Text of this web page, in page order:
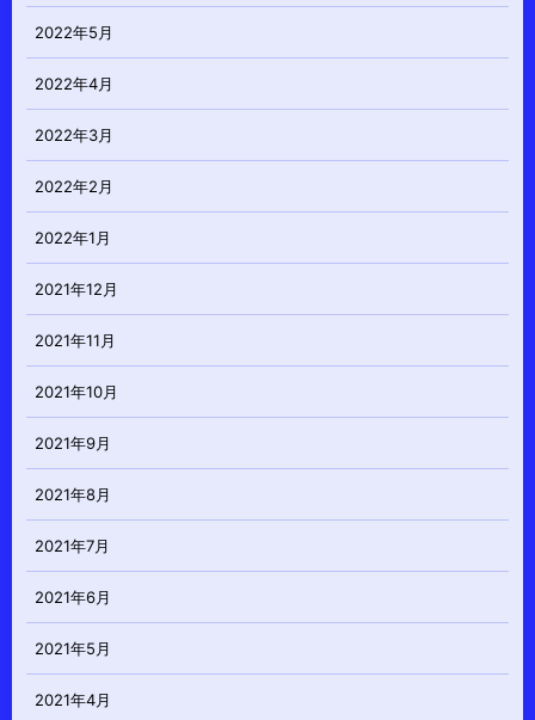
2022年5月
2022年4月
2022年3月
2022年2月
2022年1月
2021年12月
2021年11月
2021年10月
2021年9月
2021年8月
2021年7月
2021年6月
2021年5月
2021年4月